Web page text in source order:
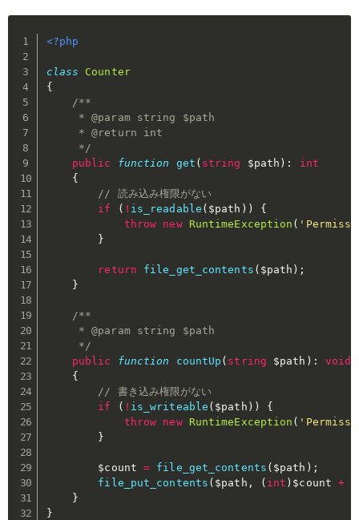
<?php
class
Counter
{
/**
     * @param string $path
     * @return int
     */
public
function get ( string $path ) :
int
{
// 読み込み権限がない
if
( ! is_readable ( $path ) )
{
throw new RuntimeException (
}
return file_get_contents ( $path ) ;
}
/**
     * @param string $path
     */
public
function countUp ( string $path ) :
void
{
// 書き込み権限がない
if
( ! is_writeable ( $path ) )
{
throw new RuntimeException (
}
$count = file_get_contents ( $path ) ;
file_put_contents ( $path , ( int ) $count +
}
}